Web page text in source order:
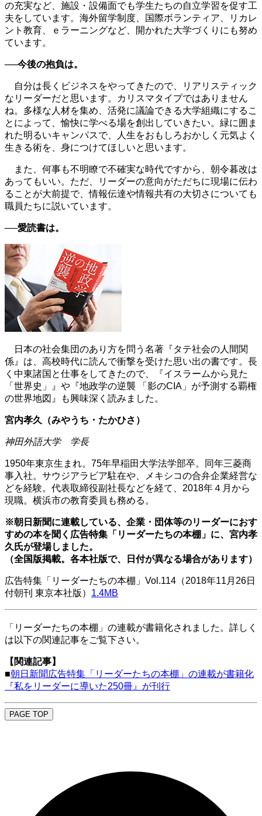
の充実など、施設・設備面でも学生たちの自立学習を促す工
夫をしています。海外留学制度、国際ボランティア、リカレ
ント教育、ｅラーニングなど、開かれた大学づくりにも努め
ています。
──今後の抱負は。
自分は長くビジネスをやってきたので、リアリスティック
なリーダーだと思います。カリスマタイプではありません
ね。多様な人材を集め、活発に議論できる大学組織にするこ
とによって、愉快に学べる場を創出していきたい。緑に囲ま
れた明るいキャンパスで、人生をおもしろおかしく元気よく
生きる術を、身につけてほしいと思います。
また、何事も不明瞭で不確実な時代ですから、朝令暮改は
あってもいい。ただ、リーダーの意向がただちに現場に伝わ
ることが大前提で、情報伝達や情報共有の大切さについても
職員たちに説いています。
──愛読書は。
日本の社会集団のあり方を問う名著『タテ社会の人間関
係』は、高校時代に読んで衝撃を受けた思い出の書です。長
く中東諸国と仕事をしてきたので、『イスラームから見た
「世界史」』や『地政学の逆襲 「影のCIA」が予測する覇権
の世界地図』も興味深く読みました。
宮内孝久（みやうち・たかひさ）
神田外語大学 学長
1950年東京生まれ。75年早稲田大学法学部卒。同年三菱商
事入社。サウジアラビア駐在や、メキシコの合弁企業経営な
どを経験。代表取締役副社長などを経て、2018年４月から
現職。横浜市の教育委員も務める。
※朝日新聞に連載している、企業・団体等のリーダーにおす
すめの本を聞く広告特集「リーダーたちの本棚」に、宮内孝
久氏が登場しました。
（全国版掲載。各本社版で、日付が異なる場合があります）
広告特集「リーダーたちの本棚」Vol.114（2018年11月26日
付朝刊 東京本社版） 1.4MB
「リーダーたちの本棚」の連載が書籍化されました。詳しく
は以下の関連記事をご覧下さい。
【関連記事】
■朝日新聞広告特集「リーダーたちの本棚」の連載が書籍化
『私をリーダーに導いた250冊』が刊行
PAGE TOP